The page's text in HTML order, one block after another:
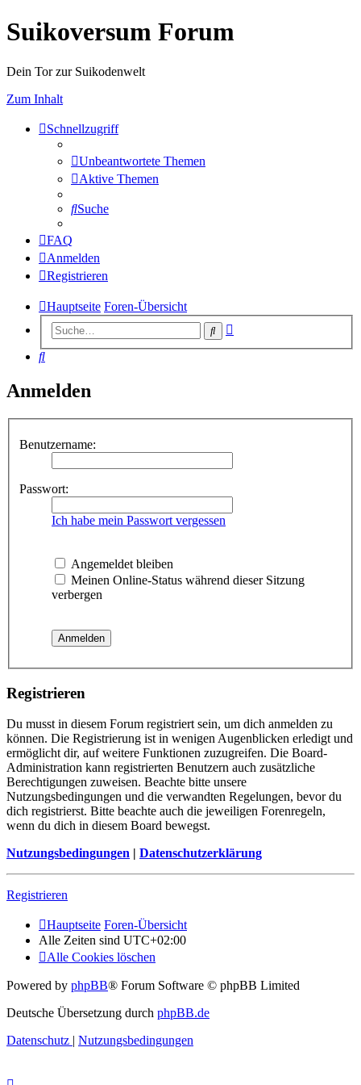
Suikoversum Forum
Dein Tor zur Suikodenwelt
Zum Inhalt
Schnellzugriff
Unbeantwortete Themen
Aktive Themen
Suche
FAQ
Anmelden
Registrieren
Hauptseite Foren-Übersicht
Suche
Suche
Anmelden
Benutzername:
Passwort:
Ich habe mein Passwort vergessen
Angemeldet bleiben
Meinen Online-Status während dieser Sitzung
verbergen
Registrieren
Du musst in diesem Forum registriert sein, um dich anmelden zu
können. Die Registrierung ist in wenigen Augenblicken erledigt und
ermöglicht dir, auf weitere Funktionen zuzugreifen. Die Board-
Administration kann registrierten Benutzern auch zusätzliche
Berechtigungen zuweisen. Beachte bitte unsere
Nutzungsbedingungen und die verwandten Regelungen, bevor du
dich registrierst. Bitte beachte auch die jeweiligen Forenregeln,
wenn du dich in diesem Board bewegst.
Nutzungsbedingungen | Datenschutzerklärung
Registrieren
Hauptseite Foren-Übersicht
Alle Zeiten sind UTC+02:00
Alle Cookies löschen
Powered by phpBB® Forum Software © phpBB Limited
Deutsche Übersetzung durch phpBB.de
Datenschutz | Nutzungsbedingungen